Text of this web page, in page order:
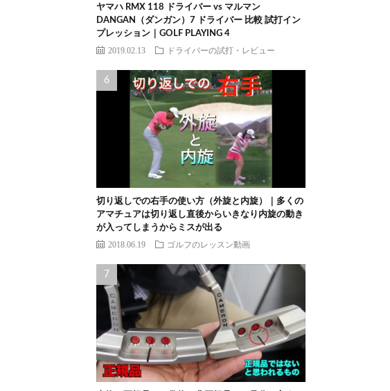
ヤマハ RMX 118 ドライバー vs マルマン
DANGAN（ダンガン）7 ドライバー 比較 試打イン
プレッション｜GOLF PLAYING 4
2019.02.13 ドライバーの試打・レビュー
切り返しでの右手の使い方（外旋と内旋）｜多くの
アマチュアは切り返し直後からいきなり内旋の動き
が入ってしまうからミスが出る
2018.06.19 ゴルフのレッスン動画